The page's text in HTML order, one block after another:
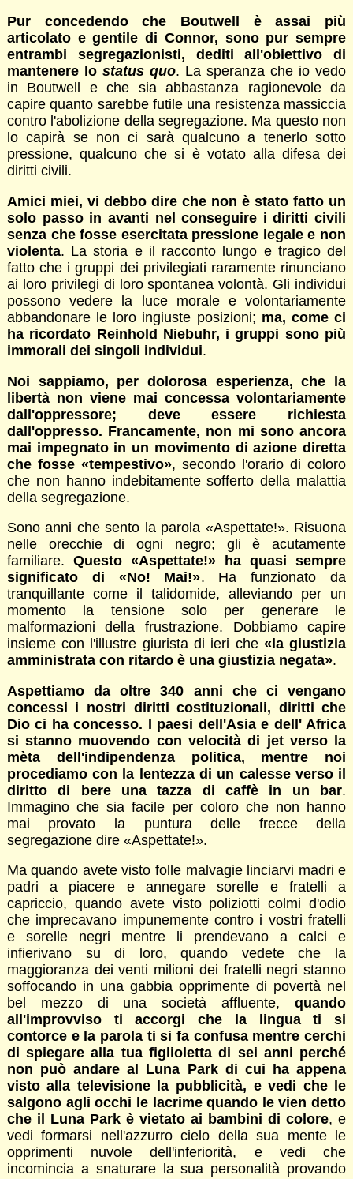
Pur concedendo che Boutwell è assai più
articolato e gentile di Connor, sono pur sempre
entrambi segregazionisti, dediti all'obiettivo di
mantenere lo status quo. La speranza che io vedo
in Boutwell e che sia abbastanza ragionevole da
capire quanto sarebbe futile una resistenza massiccia
contro l'abolizione della segregazione. Ma questo non
lo capirà se non ci sarà qualcuno a tenerlo sotto
pressione, qualcuno che si è votato alla difesa dei
diritti civili.
Amici miei, vi debbo dire che non è stato fatto un
solo passo in avanti nel conseguire i diritti civili
senza che fosse esercitata pressione legale e non
violenta. La storia e il racconto lungo e tragico del
fatto che i gruppi dei privilegiati raramente rinunciano
ai loro privilegi di loro spontanea volontà. Gli individui
possono vedere la luce morale e volontariamente
abbandonare le loro ingiuste posizioni; ma, come ci
ha ricordato Reinhold Niebuhr, i gruppi sono più
immorali dei singoli individui.
Noi sappiamo, per dolorosa esperienza, che la
libertà non viene mai concessa volontariamente
dall'oppressore; deve essere richiesta
dall'oppresso. Francamente, non mi sono ancora
mai impegnato in un movimento di azione diretta
che fosse «tempestivo», secondo l'orario di coloro
che non hanno indebitamente sofferto della malattia
della segregazione.
Sono anni che sento la parola «Aspettate!». Risuona
nelle orecchie di ogni negro; gli è acutamente
familiare. Questo «Aspettate!» ha quasi sempre
significato di «No! Mai!». Ha funzionato da
tranquillante come il talidomide, alleviando per un
momento la tensione solo per generare le
malformazioni della frustrazione. Dobbiamo capire
insieme con l'illustre giurista di ieri che «la giustizia
amministrata con ritardo è una giustizia negata».
Aspettiamo da oltre 340 anni che ci vengano
concessi i nostri diritti costituzionali, diritti che
Dio ci ha concesso. I paesi dell'Asia e dell' Africa
si stanno muovendo con velocità di jet verso la
mèta dell'indipendenza politica, mentre noi
procediamo con la lentezza di un calesse verso il
diritto di bere una tazza di caffè in un bar.
Immagino che sia facile per coloro che non hanno
mai provato la puntura delle frecce della
segregazione dire «Aspettate!».
Ma quando avete visto folle malvagie linciarvi madri e
padri a piacere e annegare sorelle e fratelli a
capriccio, quando avete visto poliziotti colmi d'odio
che imprecavano impunemente contro i vostri fratelli
e sorelle negri mentre li prendevano a calci e
infierivano su di loro, quando vedete che la
maggioranza dei venti milioni dei fratelli negri stanno
soffocando in una gabbia opprimente di povertà nel
bel mezzo di una società affluente,quando
all'improvviso ti accorgi che la lingua ti si
contorce e la parola ti si fa confusa mentre cerchi
di spiegare alla tua figlioletta di sei anni perché
non può andare al Luna Park di cui ha appena
visto alla televisione la pubblicità, e vedi che le
salgono agli occhi le lacrime quando le vien detto
che il Luna Park è vietato ai bambini di colore, e
vedi formarsi nell'azzurro cielo della sua mente le
opprimenti nuvole dell'inferiorità, e vedi che
incomincia a snaturare la sua personalità provando